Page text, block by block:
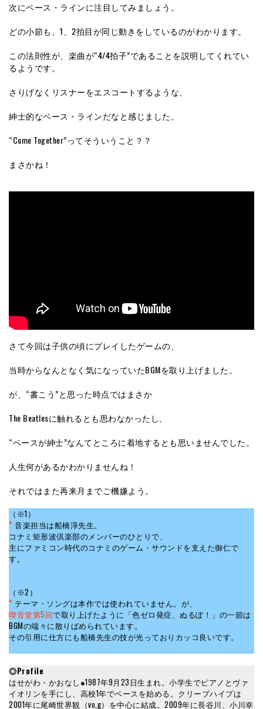
次にベース・ラインに注目してみましょう。
どの小節も、1、2拍目が同じ動きをしているのがわかります。
この法則性が、楽曲が“4/4拍子”であることを説明してくれてい
るようです。
さりげなくリスナーをエスコートするような、
紳士的なベース・ラインだなと感じました。
“Come Together”ってそういうこと？？
まさかね！
さて今回は子供の頃にプレイしたゲームの、
当時からなんとなく気になっていたBGMを取り上げました。
が、“書こう”と思った時点ではまさか
The Beatlesに触れるとも思わなかったし、
“ベースが紳士”なんてところに着地するとも思いませんでした。
人生何があるかわかりませんね！
それではまた再来月までご機嫌よう。
（※1）
^ 音楽担当は船橋淳先生。
コナミ矩形波倶楽部のメンバーのひとりで、
主にファミコン時代のコナミのゲーム・サウンドを支えた御仁で
す。
（※2）
^ テーマ・ソングは本作では使われていません。が、
喫音堂第5回で取り上げたように「色ゼロ発症、ぬるぽ！」の一節は
BGMの端々に散りばめられています。
その引用に仕方にも船橋先生の技が光っておりカッコ良いです。
◎Profile
はせがわ・かおなし●1987年9月23日生まれ。小学生でピアノとヴァ
イオリンを手にし、高校1年でベースを始める。クリープハイプは
2001年に尾崎世界観（vo,g）を中心に結成。2009年に長谷川、小川幸